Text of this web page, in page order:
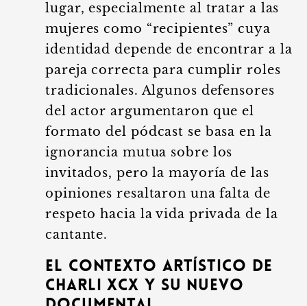
lugar, especialmente al tratar a las
mujeres como “recipientes” cuya
identidad depende de encontrar a la
pareja correcta para cumplir roles
tradicionales. Algunos defensores
del actor argumentaron que el
formato del pódcast se basa en la
ignorancia mutua sobre los
invitados, pero la mayoría de las
opiniones resaltaron una falta de
respeto hacia la vida privada de la
cantante.
El contexto artístico de
Charli XCX y su nuevo